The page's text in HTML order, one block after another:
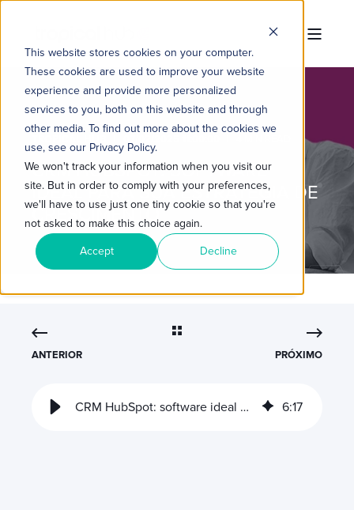
This website stores cookies on your computer.
These cookies are used to improve your website
experience and provide more personalized
services to you, both on this website and through
other media. To find out more about the cookies we
use, see our Privacy Policy.
We won't track your information when you visit our
site. But in order to comply with your preferences,
we'll have to use just one tiny cookie so that you're
not asked to make this choice again.
Accept Decline
CRM HUBSPOT: SOFTWARE
IDEAL PARA SUA ESTRATÉGIA DE
CRESCIMENTO
ANTERIOR PRÓXIMO
CRM HubSpot: software ideal para sua estratégia de crescimento 6:17